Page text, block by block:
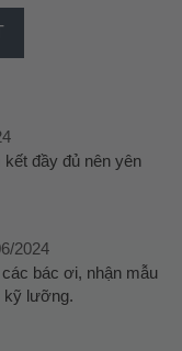
đầy đủ nên yên
2024
bác ơi, nhận mẫu
kỹ lưỡng.